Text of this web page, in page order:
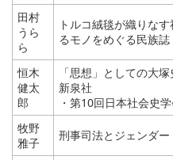
田村
うら
ら
トルコ絨毯が織りな
るモノをめぐる民族
恒木
健太
郎
「思想」としての大
新泉社
・第10回日本社会史
牧野
雅子
刑事司法とジェンダ